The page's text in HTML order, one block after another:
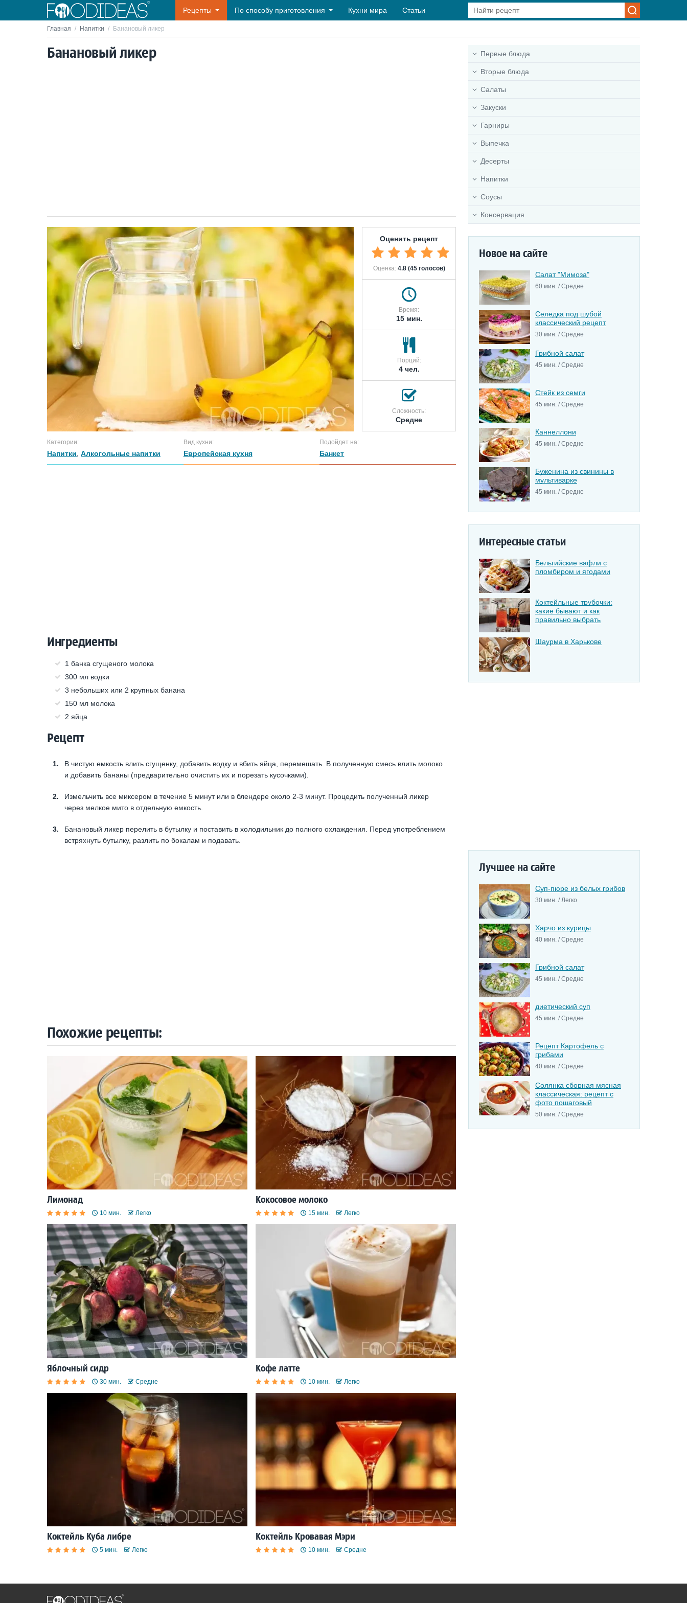
Рецепты По способу приготовления Кухни мира Статьи
Главная / Напитки / Банановый ликер
Банановый ликер
Оценить рецепт
Оценка: 4.8 (45 голосов)
Время:
15 мин.
Порций:
4 чел.
Сложность:
Средне
Категории:
Напитки Алкогольные напитки
Вид кухни:
Европейская кухня
Подойдет на:
Банкет
Ингредиенты
1 банка сгущеного молока
300 мл водки
3 небольших или 2 крупных банана
150 мл молока
2 яйца
Рецепт
В чистую емкость влить сгущенку, добавить водку и вбить яйца, перемешать. В полученную смесь влить молоко
и добавить бананы (предварительно очистить их и порезать кусочками).
Измельчить все миксером в течение 5 минут или в блендере около 2-3 минут. Процедить полученный ликер
через мелкое мито в отдельную емкость.
Банановый ликер перелить в бутылку и поставить в холодильник до полного охлаждения. Перед употреблением
встряхнуть бутылку, разлить по бокалам и подавать.
Похожие рецепты:
Лимонад
10 мин. Легко
Кокосовое молоко
15 мин. Легко
Яблочный сидр
30 мин. Средне
Кофе латте
10 мин. Легко
Коктейль Куба либре
5 мин. Легко
Коктейль Кровавая Мэри
10 мин. Средне
Первые блюда
Вторые блюда
Салаты
Закуски
Гарниры
Выпечка
Десерты
Напитки
Соусы
Консервация
Новое на сайте
Салат "Мимоза"
60 мин. / Средне
Селедка под шубой
классический рецепт
30 мин. / Средне
Грибной салат
45 мин. / Средне
Стейк из семги
45 мин. / Средне
Каннеллони
45 мин. / Средне
Буженина из свинины в
мультиварке
45 мин. / Средне
Интересные статьи
Бельгийские вафли с
пломбиром и ягодами
Коктейльные трубочки:
какие бывают и как
правильно выбрать
Шаурма в Харькове
Лучшее на сайте
Суп-пюре из белых грибов
30 мин. / Легко
Харчо из курицы
40 мин. / Средне
Грибной салат
45 мин. / Средне
диетический суп
45 мин. / Средне
Рецепт Картофель с
грибами
40 мин. / Средне
Солянка сборная мясная
классическая: рецепт с
фото пошаговый
50 мин. / Средне